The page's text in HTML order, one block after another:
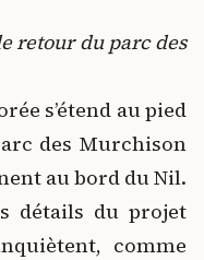
retour du parc des
s’étend au pied
des Murchison
au bord du Nil.
détails du projet
comme